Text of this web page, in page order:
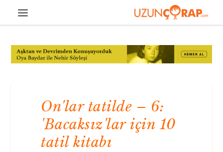
On'lar tatilde – 6:
'Bacaksız'lar için 10
tatil kitabı